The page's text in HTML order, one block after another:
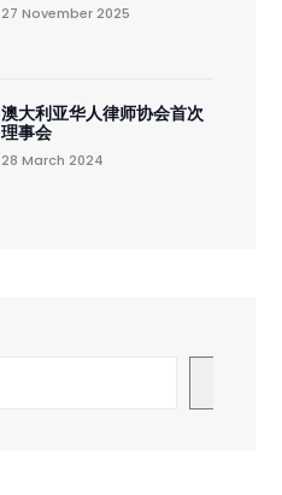
27 November 2025
澳大利亚华人律师协会首次
理事会
28 March 2024